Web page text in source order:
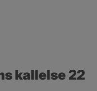
kallelse 22